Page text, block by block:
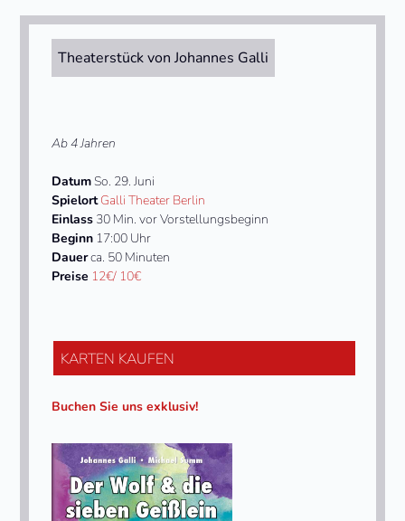
Theaterstück von Johannes Galli
Ab 4 Jahren
DatumSo. 29. Juni
SpielortGalli Theater Berlin
Einlass 30 Min. vor Vorstellungsbeginn
Beginn 17:00 Uhr
Dauerca. 50 Minuten
Preise 12€/ 10€
KARTEN KAUFEN
Buchen Sie uns exklusiv!